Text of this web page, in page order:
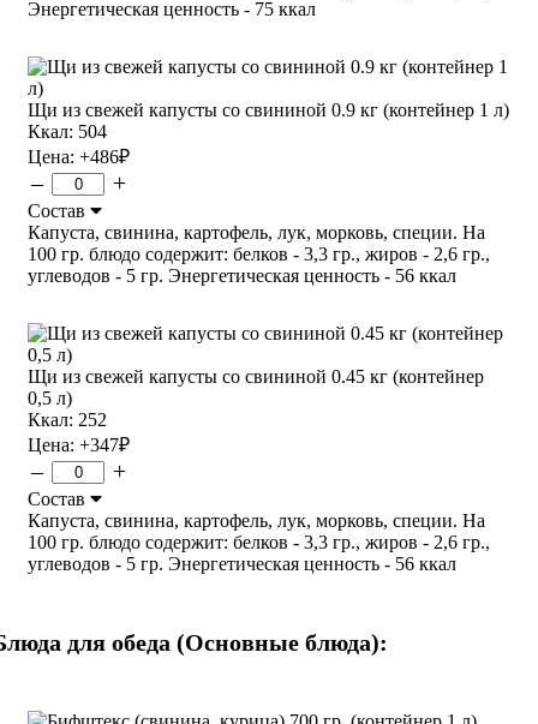
Энергетическая ценность - 75 ккал
Щи из свежей капусты со свининой 0.9 кг (контейнер 1 л)
Ккал: 504
Цена: +486₽
– +
Состав
Капуста, свинина, картофель, лук, морковь, специи. На
100 гр. блюдо содержит: белков - 3,3 гр., жиров - 2,6 гр.,
углеводов - 5 гр. Энергетическая ценность - 56 ккал
Щи из свежей капусты со свининой 0.45 кг (контейнер
0,5 л)
Ккал: 252
Цена: +347₽
– +
Состав
Капуста, свинина, картофель, лук, морковь, специи. На
100 гр. блюдо содержит: белков - 3,3 гр., жиров - 2,6 гр.,
углеводов - 5 гр. Энергетическая ценность - 56 ккал
для обеда (Основные блюда):